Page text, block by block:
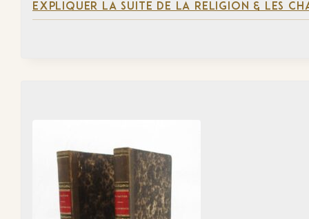
EXPLIQUER LA SUITE DE LA RELIGION & LES